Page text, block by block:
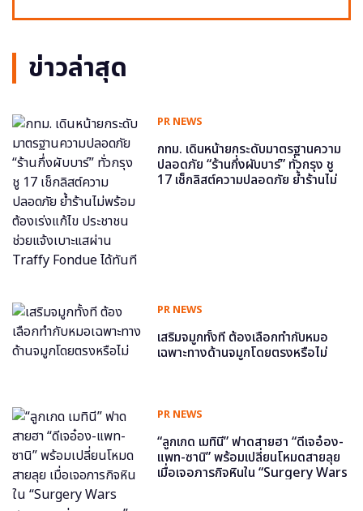
ข่าวล่าสุด
PR NEWS
กทม. เดินหน้ายกระดับมาตรฐานความ
ปลอดภัย “ร้านกึ่งผับบาร์” ทั่วกรุง ชู
17 เช็กลิสต์ความปลอดภัย ย้ำร้านไม่
PR NEWS
เสริมจมูกทั้งที ต้องเลือกทำกับหมอ
เฉพาะทางด้านจมูกโดยตรงหรือไม่
PR NEWS
“ลูกเกด เมทินี” ฟาดสายฮา “ดีเจอ๋อง-
แพท-ซานิ” พร้อมเปลี่ยนโหมดสายลุย
เมื่อเจอภารกิจหินใน “Surgery Wars